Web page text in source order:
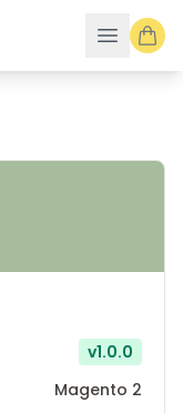
v1.0.0
Magento 2